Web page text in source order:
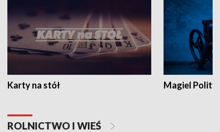
Karty na stół Magiel
ROLNICTWO I WIEŚ